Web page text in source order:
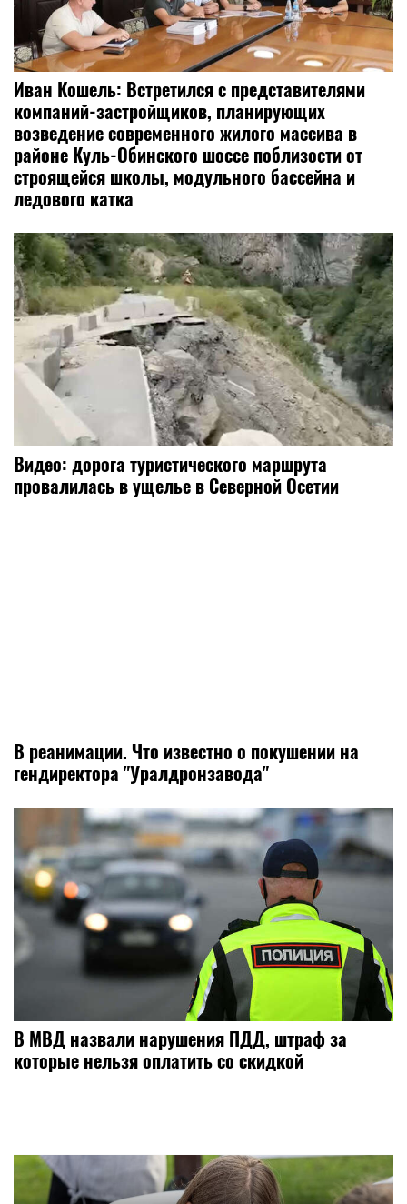
Иван Кошель: Встретился с представителями
компаний-застройщиков, планирующих
возведение современного жилого массива в
районе Куль-Обинского шоссе поблизости от
строящейся школы, модульного бассейна и
ледового катка
Видео: дорога туристического маршрута
провалилась в ущелье в Северной Осетии
В реанимации. Что известно о покушении на
гендиректора "Уралдронзавода"
В МВД назвали нарушения ПДД, штраф за
которые нельзя оплатить со скидкой